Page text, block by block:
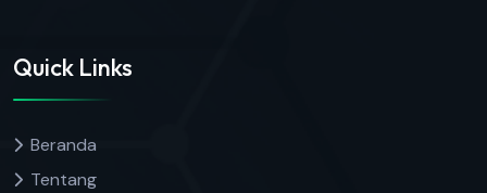
Quick Links
Beranda
Tentang